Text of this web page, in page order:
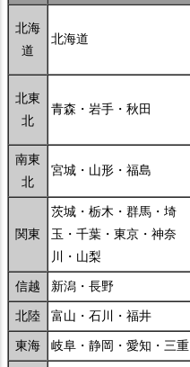
北海
道
北海道
北東
北
青森・岩手・秋田
南東
北
宮城・山形・福島
関東
茨城・栃木・群馬・埼
玉・千葉・東京・神奈
川・山梨
信越 新潟・長野
北陸 富山・石川・福井
東海 岐阜・静岡・愛知・三重